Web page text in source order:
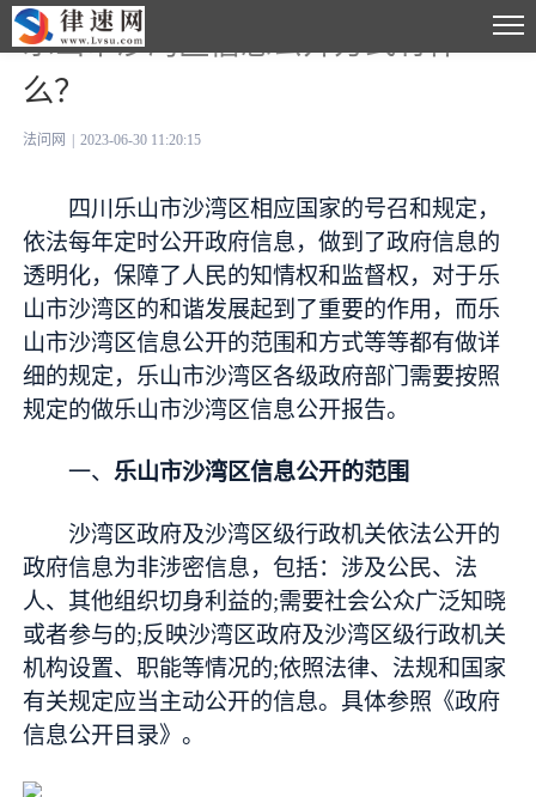
乐山市沙湾区信息公开方式有什
么？
法问网 2023-06-30 11:20:15
四川乐山市沙湾区相应国家的号召和规定，
依法每年定时公开政府信息，做到了政府信息的
透明化，保障了人民的知情权和监督权，对于乐
山市沙湾区的和谐发展起到了重要的作用，而乐
山市沙湾区信息公开的范围和方式等等都有做详
细的规定，乐山市沙湾区各级政府部门需要按照
规定的做乐山市沙湾区信息公开报告。
一、乐山市沙湾区信息公开的范围
沙湾区政府及沙湾区级行政机关依法公开的
政府信息为非涉密信息，包括：涉及公民、法
人、其他组织切身利益的;需要社会公众广泛知晓
或者参与的;反映沙湾区政府及沙湾区级行政机关
机构设置、职能等情况的;依照法律、法规和国家
有关规定应当主动公开的信息。具体参照《政府
信息公开目录》。